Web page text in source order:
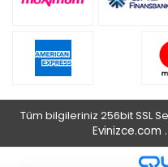
Tüm bilgileriniz 256bit SSL
Evinizce.com .